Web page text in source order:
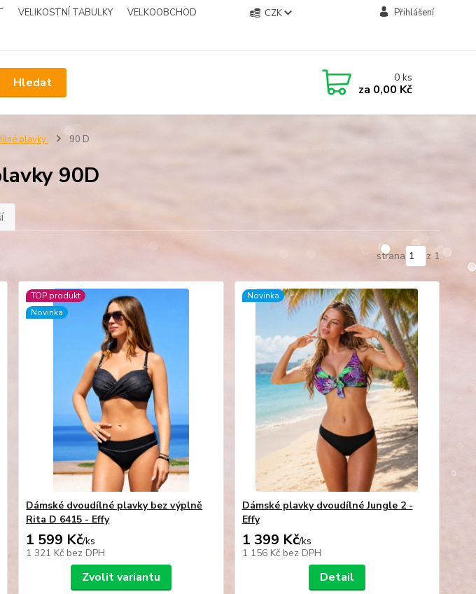
VELIKOSTNÍ TABULKY
VELKOOBCHOD
CZK Přihlášení
Hledat 0ks
za 0,00 Kč
plavky 90 D
90D
strana z 1
TOP produkt
Novinka
Dámské dvoudílné plavky bez výplně
Rita D 6415 - Effy
1 599 Kč/ks
1 321 Kč bez DPH
Zvolit variantu
Novinka
Dámské plavky dvoudílné Jungle 2 -
Effy
1 399 Kč/ks
1 156 Kč bez DPH
Detail